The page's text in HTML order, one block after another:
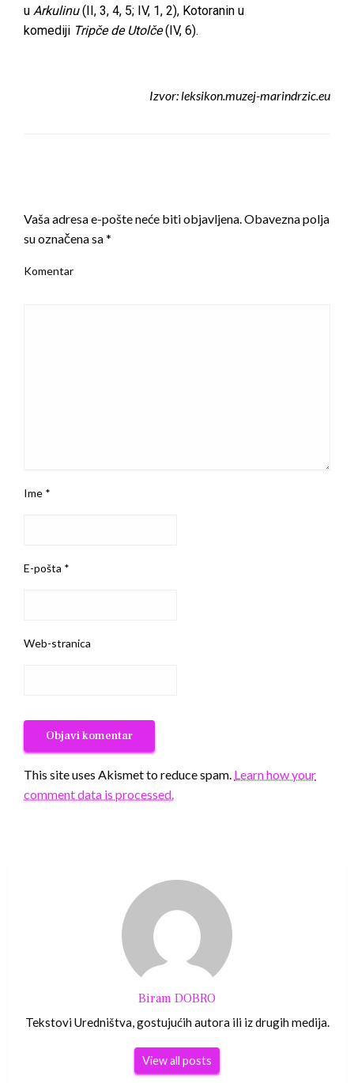
u Arkulinu(II, 3, 4, 5; IV, 1, 2), Kotoranin u
komediji Tripče de Utolče(IV, 6).
Izvor: leksikon.muzej-marindrzic.eu
Vaša adresa e-pošte neće biti objavljena. Obavezna polja
su označena sa*
Komentar
Ime *
E-pošta *
Web-stranica
This site uses Akismet to reduce spam. Learn how your
comment data is processed.
Biram DOBRO
Tekstovi Uredništva, gostujućih autora ili iz drugih medija.
View all posts